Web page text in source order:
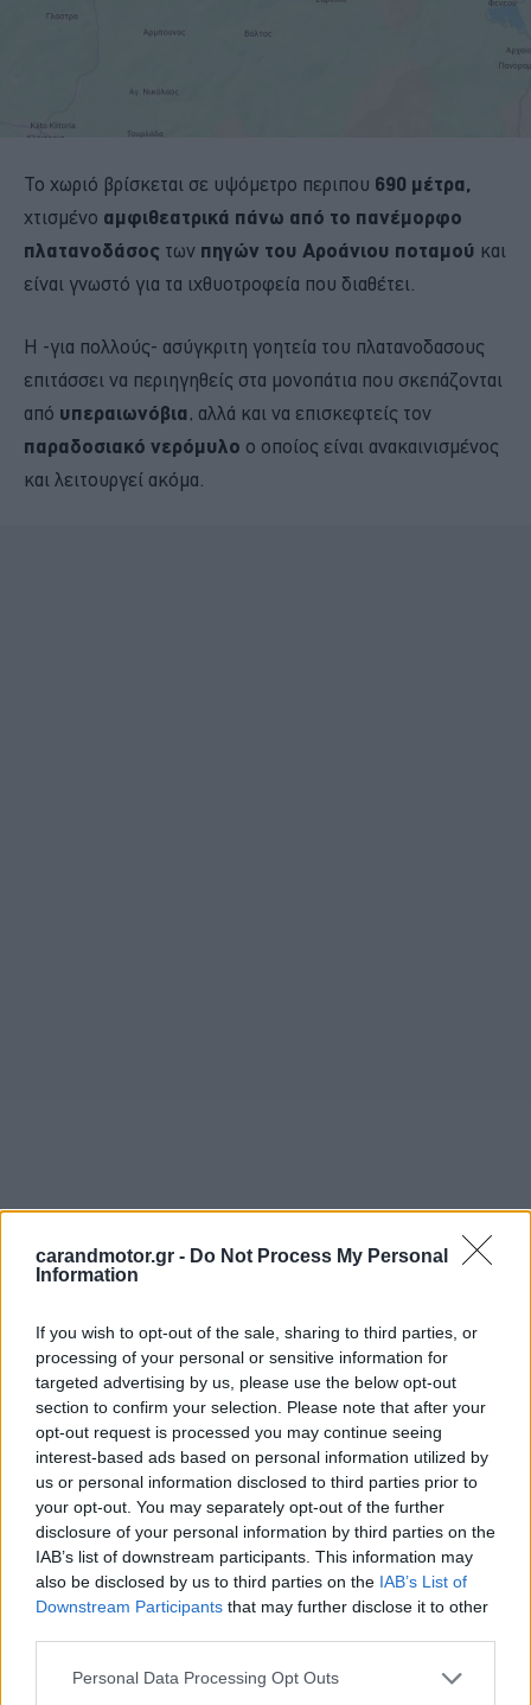
carandmotor.gr - Do Not Process My Personal
Information
If you wish to opt-out of the sale, sharing to third parties, or
processing of your personal or sensitive information for
targeted advertising by us, please use the below opt-out
section to confirm your selection. Please note that after your
opt-out request is processed you may continue seeing
interest-based ads based on personal information utilized by
us or personal information disclosed to third parties prior to
your opt-out. You may separately opt-out of the further
disclosure of your personal information by third parties on the
IAB’s list of downstream participants. This information may
also be disclosed by us to third parties on the IAB’s List of
Downstream Participants that may further disclose it to other
Please note that this website/app uses one or more Google
Personal Data Processing Opt Outs
Το χωριό βρίσκεται σε υψόμετρο περιπου 690 μέτρα,
χτισμένο αμφιθεατρικά πάνω από το πανέμορφο
πλατανοδάσος των πηγών του Αροάνιου ποταμού και
είναι γνωστό για τα ιχθυοτροφεία που διαθέτει.
Η -για πολλούς- ασύγκριτη γοητεία του πλατανοδασους
επιτάσσει να περιηγηθείς στα μονοπάτια που σκεπάζονται
από υπεραιωνόβια, αλλά και να επισκεφτείς τον
παραδοσιακό νερόμυλο ο οποίος είναι ανακαινισμένος
και λειτουργεί ακόμα.
Για τη διαμονή σου φροντίζουν μερικάενοικιαζόμενα
δωμάτια
, ενώ όταν κάτσεις για φαγητό οφείλεις να